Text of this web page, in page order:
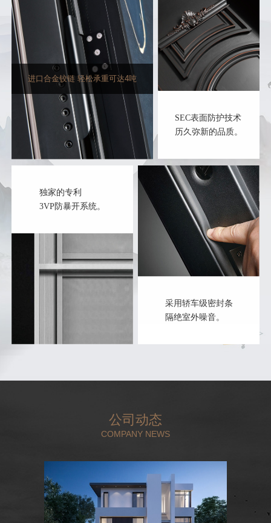
进口合金铰链 轻松承重可达4吨
SEC表面防护技术
历久弥新的品质。
独家的专利
3VP防暴开系统。
采用轿车级密封条
隔绝室外噪音。
公司动态
COMPANY NEWS